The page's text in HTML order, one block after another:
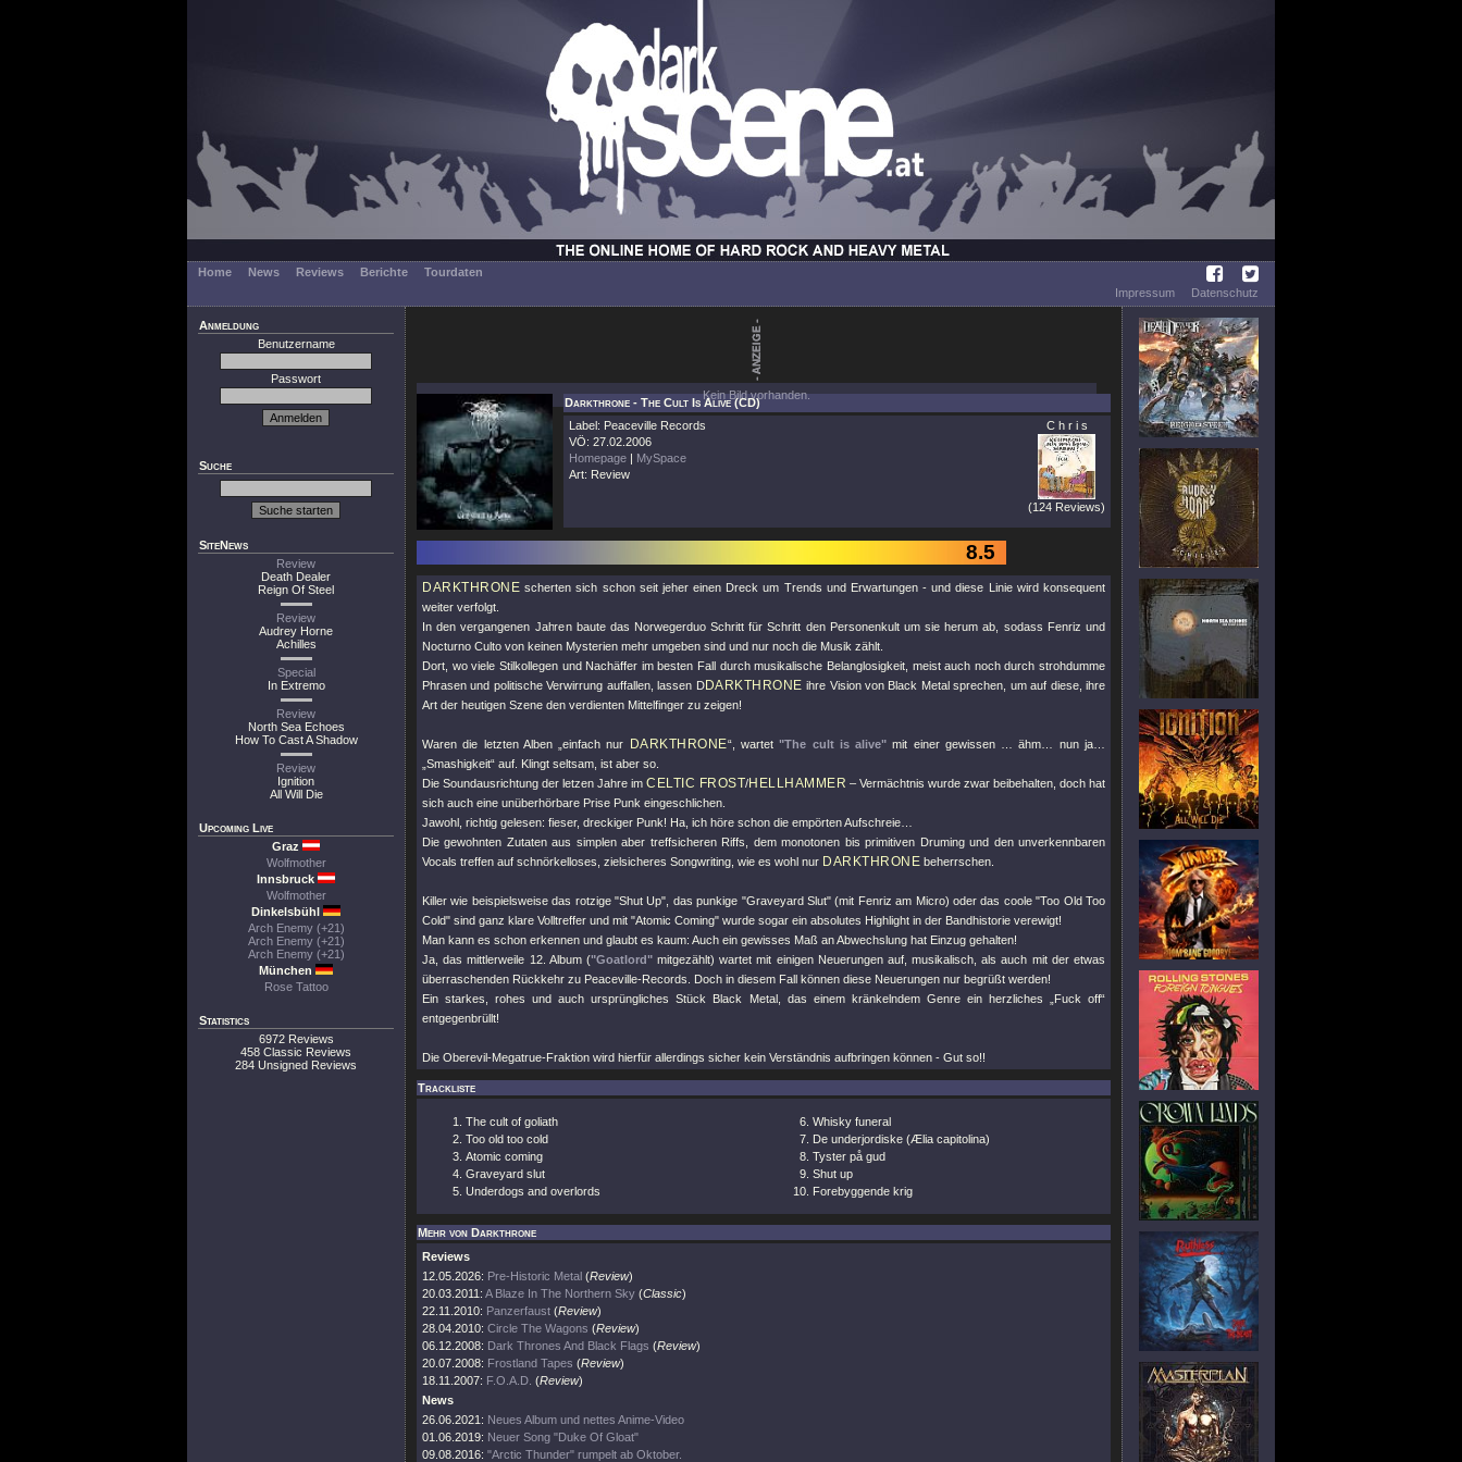
Home News Reviews Berichte
Tourdaten
Impressum
Datenschutz
Anmeldung
Benutzername
Passwort
Suche
SiteNews
Review
Death Dealer
Reign Of Steel
Review
Audrey Horne
Achilles
Special
In Extremo
Review
North Sea Echoes
How To Cast A Shadow
Review
Ignition
All Will Die
Upcoming Live
Graz
Wolfmother
Innsbruck
Wolfmother
Dinkelsbühl
Arch Enemy (+21)
Arch Enemy (+21)
Arch Enemy (+21)
München
Rose Tattoo
Statistics
6972 Reviews
458 Classic Reviews
284 Unsigned Reviews
Kein Bild vorhanden.
Darkthrone - The Cult Is Alive (CD)
Label: Peaceville Records
VÖ: 27.02.2006
Homepage | MySpace
Art: Review
C h r i s
(124 Reviews)
8.5
DARKTHRONE scherten sich schon seit jeher einen Dreck um Trends und Erwartungen - und diese Linie wird konsequent
weiter verfolgt.
In den vergangenen Jahren baute das Norwegerduo Schritt für Schritt den Personenkult um sie herum ab, sodass Fenriz und
Nocturno Culto von keinen Mysterien mehr umgeben sind und nur noch die Musik zählt.
Dort, wo viele Stilkollegen und Nachäffer im besten Fall durch musikalische Belanglosigkeit, meist auch noch durch strohdumme
Phrasen und politische Verwirrung auffallen, lassen DDARKTHRONE ihre Vision von Black Metal sprechen, um auf diese, ihre
Art der heutigen Szene den verdienten Mittelfinger zu zeigen!
Waren die letzten Alben „einfach nur DARKTHRONE“, wartet"The cult is alive" mit einer gewissen … ähm… nun ja…
„Smashigkeit“ auf. Klingt seltsam, ist aber so.
Die Soundausrichtung der letzen Jahre im CELTIC FROST/HELLHAMMER – Vermächtnis wurde zwar beibehalten, doch hat
sich auch eine unüberhörbare Prise Punk eingeschlichen.
Jawohl, richtig gelesen: fieser, dreckiger Punk! Ha, ich höre schon die empörten Aufschreie…
Die gewohnten Zutaten aus simplen aber treffsicheren Riffs, dem monotonen bis primitiven Druming und den unverkennbaren
Vocals treffen auf schnörkelloses, zielsicheres Songwriting, wie es wohl nur DARKTHRONE beherrschen.
Killer wie beispielsweise das rotzige "Shut Up" , das punkige "Graveyard Slut" (mit Fenriz am Micro) oder das coole"Too Old Too
Cold" sind ganz klare Volltreffer und mit "Atomic Coming" wurde sogar ein absolutes Highlight in der Bandhistorie verewigt!
Man kann es schon erkennen und glaubt es kaum: Auch ein gewisses Maß an Abwechslung hat Einzug gehalten!
Ja, das mittlerweile 12. Album ("Goatlord"mitgezählt) wartet mit einigen Neuerungen auf, musikalisch, als auch mit der etwas
überraschenden Rückkehr zu Peaceville-Records. Doch in diesem Fall können diese Neuerungen nur begrüßt werden!
Ein starkes, rohes und auch ursprüngliches Stück Black Metal, das einem kränkelndem Genre ein herzliches „Fuck off“
entgegenbrüllt!
Die Oberevil-Megatrue-Fraktion wird hierfür allerdings sicher kein Verständnis aufbringen können - Gut so!!
Trackliste
The cult of goliath
Too old too cold
Atomic coming
Graveyard slut
Underdogs and overlords
Whisky funeral
De underjordiske (Ælia capitolina)
Tyster på gud
Shut up
Forebyggende krig
Mehr von Darkthrone
Reviews
12.05.2026: Pre-Historic Metal (Review)
20.03.2011: A Blaze In The Northern Sky (Classic)
22.11.2010: Panzerfaust (Review)
28.04.2010: Circle The Wagons (Review)
06.12.2008: Dark Thrones And Black Flags (Review)
20.07.2008: Frostland Tapes (Review)
18.11.2007: F.O.A.D. (Review)
News
26.06.2021: Neues Album und nettes Anime-Video
01.06.2019: Neuer Song "Duke Of Gloat"
09.08.2016: "Arctic Thunder" rumpelt ab Oktober.